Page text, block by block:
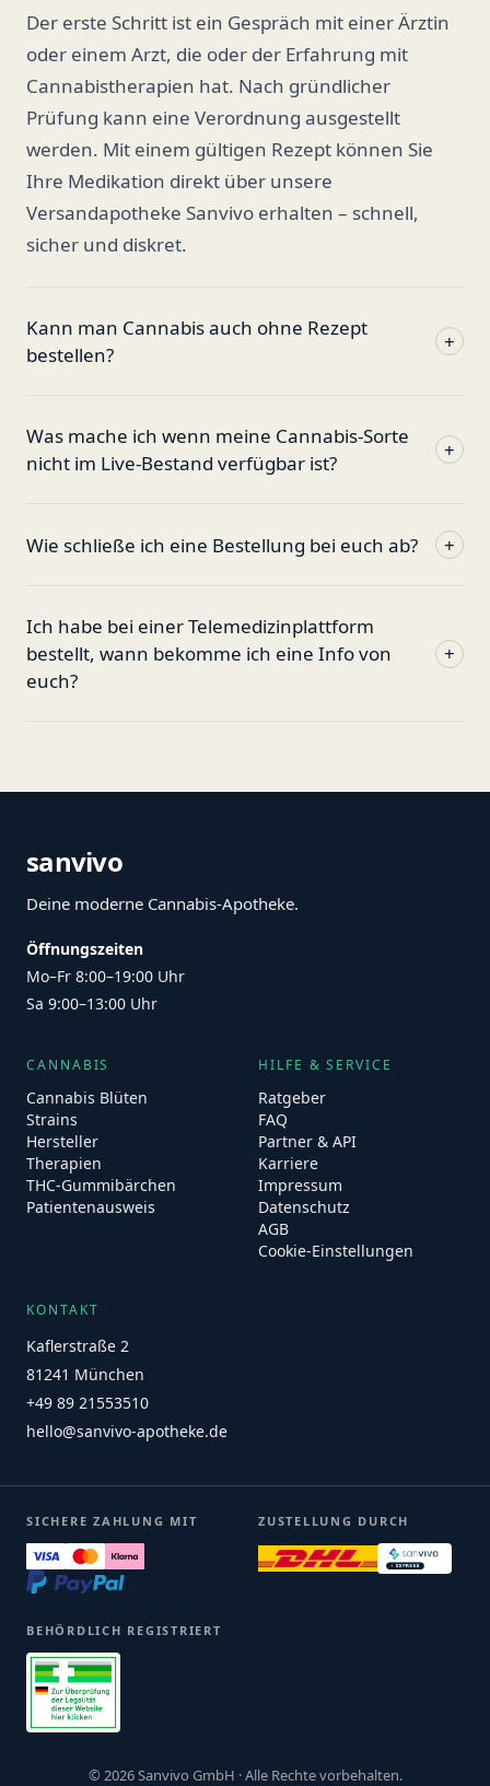
Der erste Schritt ist ein Gespräch mit einer Ärztin
oder einem Arzt, die oder der Erfahrung mit
Cannabistherapien hat. Nach gründlicher
Prüfung kann eine Verordnung ausgestellt
werden. Mit einem gültigen Rezept können Sie
Ihre Medikation direkt über unsere
Versandapotheke Sanvivo erhalten – schnell,
sicher und diskret.
Kann man Cannabis auch ohne Rezept
bestellen?
+
Was mache ich wenn meine Cannabis-Sorte
nicht im Live-Bestand verfügbar ist?
+
Wie schließe ich eine Bestellung bei euch ab? +
Ich habe bei einer Telemedizinplattform
bestellt, wann bekomme ich eine Info von
euch?
+
sanvivo
Deine moderne Cannabis-Apotheke.
Öffnungszeiten
Mo–Fr 8:00–19:00 Uhr
Sa 9:00–13:00 Uhr
CANNABIS
Cannabis Blüten
Strains
Hersteller
Therapien
THC-Gummibärchen
Patientenausweis
HILFE & SERVICE
Ratgeber
FAQ
Partner & API
Karriere
Impressum
Datenschutz
AGB
Cookie-Einstellungen
KONTAKT
Kaflerstraße 2
81241 München
+49 89 21553510
hello@sanvivo-apotheke.de
SICHERE ZAHLUNG MIT ZUSTELLUNG DURCH
BEHÖRDLICH REGISTRIERT
© 2026 Sanvivo GmbH · Alle Rechte vorbehalten.